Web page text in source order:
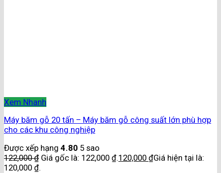
Xem Nhanh
Máy băm gỗ 20 tấn – Máy băm gỗ công suất lớn phù hợp
cho các khu công nghiệp
Được xếp hạng 4.80 5 sao
122,000₫ Giá gốc là: 122,000 ₫.120,000 ₫Giá hiện tại là:
120,000 ₫.